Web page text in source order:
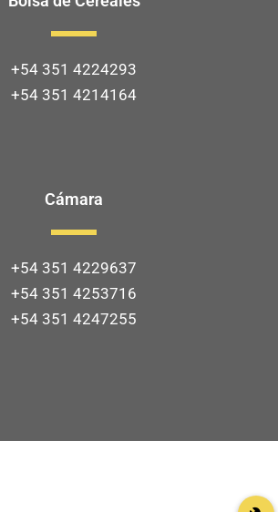
+54 351 4224293
+54 351 4214164
Cámara
+54 351 4229637
+54 351 4253716
+54 351 4247255